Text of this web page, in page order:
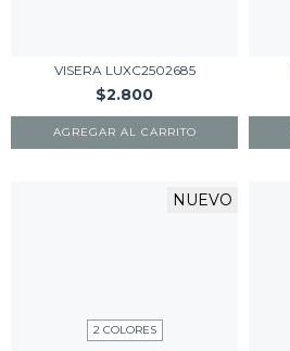
VISERA LUXC2502685
$2.800
AGREGAR AL CARRITO
NUEVO
2 COLORES